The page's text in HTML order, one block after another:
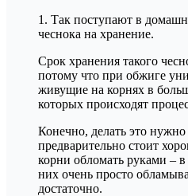
1. Так поступают в
чеснока на хранение.
Срок хранения такого
потому что при обжиге
живущие на корнях в
которых происходят
Конечно, делать это
предварительно стоит
корни обломать руками – в
них очень просто
достаточно.